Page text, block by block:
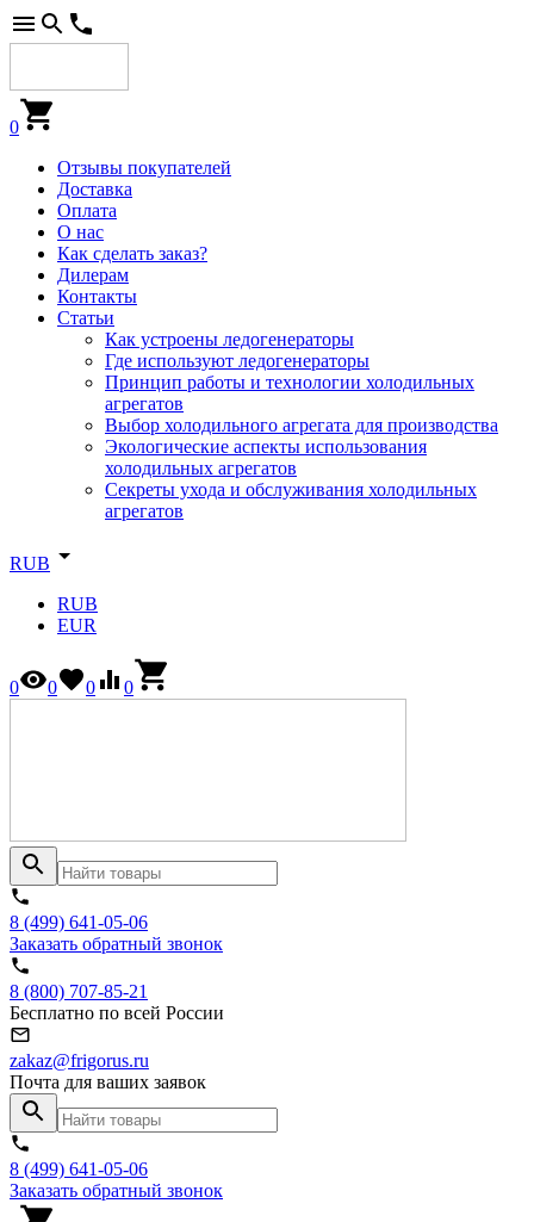
0
Отзывы покупателей
Доставка
Оплата
О нас
Как сделать заказ?
Дилерам
Контакты
Статьи
Как устроены ледогенераторы
Где используют ледогенераторы
Принцип работы и технологии холодильных
агрегатов
Выбор холодильного агрегата для производства
Экологические аспекты использования
холодильных агрегатов
Секреты ухода и обслуживания холодильных
агрегатов
RUB
RUB
EUR
0 0 0 0
8 (499) 641-05-06
Заказать обратный звонок
8 (800) 707-85-21
Бесплатно по всей России
zakaz@frigorus.ru
Почта для ваших заявок
8 (499) 641-05-06
Заказать обратный звонок